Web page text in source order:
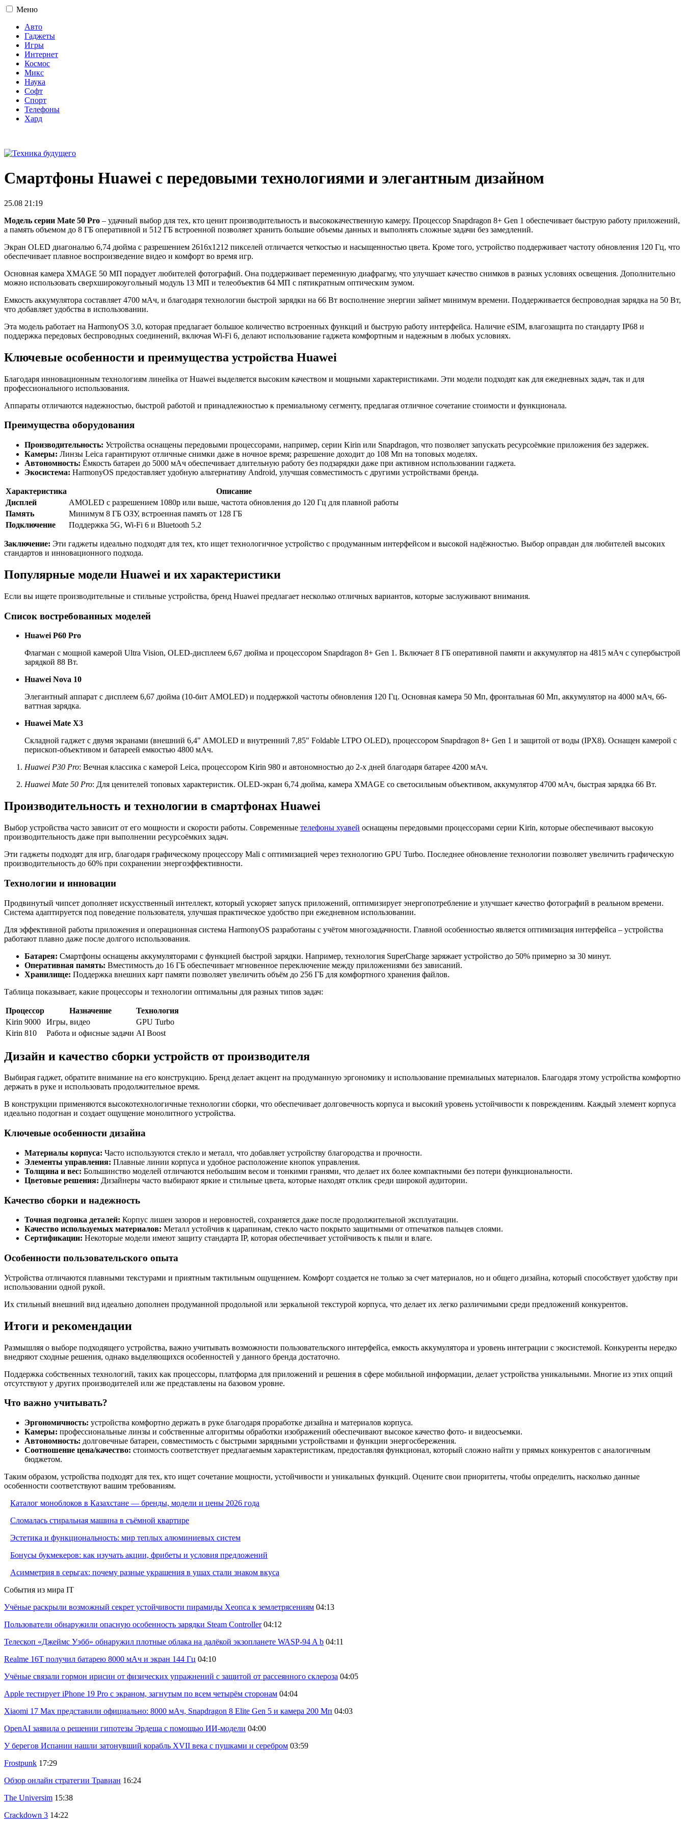
Меню
Авто
Гаджеты
Игры
Интернет
Космос
Микс
Наука
Софт
Спорт
Телефоны
Хард
Смартфоны Huawei с передовыми технологиями и элегантным дизайном
25.08 21:19
Модель серии Mate 50 Pro – удачный выбор для тех, кто ценит производительность и высококачественную камеру. Процессор Snapdragon 8+ Gen 1 обеспечивает быструю работу приложений,
а память объемом до 8 ГБ оперативной и 512 ГБ встроенной позволяет хранить большие объемы данных и выполнять сложные задачи без замедлений.
Экран OLED диагональю 6,74 дюйма с разрешением 2616x1212 пикселей отличается четкостью и насыщенностью цвета. Кроме того, устройство поддерживает частоту обновления 120 Гц, что
обеспечивает плавное воспроизведение видео и комфорт во время игр.
Основная камера XMAGE 50 МП порадует любителей фотографий. Она поддерживает переменную диафрагму, что улучшает качество снимков в разных условиях освещения. Дополнительно
можно использовать сверхширокоугольный модуль 13 МП и телеобъектив 64 МП с пятикратным оптическим зумом.
Емкость аккумулятора составляет 4700 мАч, и благодаря технологии быстрой зарядки на 66 Вт восполнение энергии займет минимум времени. Поддерживается беспроводная зарядка на 50 Вт,
что добавляет удобства в использовании.
Эта модель работает на HarmonyOS 3.0, которая предлагает большое количество встроенных функций и быструю работу интерфейса. Наличие eSIM, влагозащита по стандарту IP68 и
поддержка передовых беспроводных соединений, включая Wi-Fi 6, делают использование гаджета комфортным и надежным в любых условиях.
Ключевые особенности и преимущества устройства Huawei
Благодаря инновационным технологиям линейка от Huawei выделяется высоким качеством и мощными характеристиками. Эти модели подходят как для ежедневных задач, так и для
профессионального использования.
Аппараты отличаются надежностью, быстрой работой и принадлежностью к премиальному сегменту, предлагая отличное сочетание стоимости и функционала.
Преимущества оборудования
Производительность: Устройства оснащены передовыми процессорами, например, серии Kirin или Snapdragon, что позволяет запускать ресурсоёмкие приложения без задержек.
Камеры: Линзы Leica гарантируют отличные снимки даже в ночное время; разрешение доходит до 108 Мп на топовых моделях.
Автономность: Ёмкость батареи до 5000 мАч обеспечивает длительную работу без подзарядки даже при активном использовании гаджета.
Экосистема: HarmonyOS предоставляет удобную альтернативу Android, улучшая совместимость с другими устройствами бренда.
Характеристика
Описание
Дисплей
AMOLED с разрешением 1080p или выше, частота обновления до 120 Гц для плавной работы
Память
Минимум 8 ГБ ОЗУ, встроенная память от 128 ГБ
Подключение
Поддержка 5G, Wi-Fi 6 и Bluetooth 5.2
Заключение: Эти гаджеты идеально подходят для тех, кто ищет технологичное устройство с продуманным интерфейсом и высокой надёжностью. Выбор оправдан для любителей высоких
стандартов и инновационного подхода.
Популярные модели Huawei и их характеристики
Если вы ищете производительные и стильные устройства, бренд Huawei предлагает несколько отличных вариантов, которые заслуживают внимания.
Список востребованных моделей
Huawei P60 Pro
Флагман с мощной камерой Ultra Vision, OLED-дисплеем 6,67 дюйма и процессором Snapdragon 8+ Gen 1. Включает 8 ГБ оперативной памяти и аккумулятор на 4815 мАч с супербыстрой
зарядкой 88 Вт.
Huawei Nova 10
Элегантный аппарат с дисплеем 6,67 дюйма (10-бит AMOLED) и поддержкой частоты обновления 120 Гц. Основная камера 50 Мп, фронтальная 60 Мп, аккумулятор на 4000 мАч, 66-
ваттная зарядка.
Huawei Mate X3
Складной гаджет с двумя экранами (внешний 6,4" AMOLED и внутренний 7,85" Foldable LTPO OLED), процессором Snapdragon 8+ Gen 1 и защитой от воды (IPХ8). Оснащен камерой с
перископ-объективом и батареей емкостью 4800 мАч.
Huawei P30 Pro: Вечная классика с камерой Leica, процессором Kirin 980 и автономностью до 2-х дней благодаря батарее 4200 мАч.
Huawei Mate 50 Pro: Для ценителей топовых характеристик. OLED-экран 6,74 дюйма, камера XMAGE со светосильным объективом, аккумулятор 4700 мАч, быстрая зарядка 66 Вт.
Производительность и технологии в смартфонах Huawei
Выбор устройства часто зависит от его мощности и скорости работы. Современные телефоны хуавей оснащены передовыми процессорами серии Kirin, которые обеспечивают высокую
производительность даже при выполнении ресурсоёмких задач.
Эти гаджеты подходят для игр, благодаря графическому процессору Mali с оптимизацией через технологию GPU Turbo. Последнее обновление технологии позволяет увеличить графическую
производительность до 60% при сохранении энергоэффективности.
Технологии и инновации
Продвинутый чипсет дополняет искусственный интеллект, который ускоряет запуск приложений, оптимизирует энергопотребление и улучшает качество фотографий в реальном времени.
Система адаптируется под поведение пользователя, улучшая практическое удобство при ежедневном использовании.
Для эффективной работы приложения и операционная система HarmonyOS разработаны с учётом многозадачности. Главной особенностью является оптимизация интерфейса – устройства
работают плавно даже после долгого использования.
Батарея: Смартфоны оснащены аккумуляторами с функцией быстрой зарядки. Например, технология SuperCharge заряжает устройство до 50% примерно за 30 минут.
Оперативная память: Вместимость до 16 ГБ обеспечивает мгновенное переключение между приложениями без зависаний.
Хранилище: Поддержка внешних карт памяти позволяет увеличить объём до 256 ГБ для комфортного хранения файлов.
Таблица показывает, какие процессоры и технологии оптимальны для разных типов задач:
Процессор Назначение
Технология
Kirin 9000
Игры, видео
GPU Turbo
Kirin 810
Работа и офисные задачи AI Boost
Дизайн и качество сборки устройств от производителя
Выбирая гаджет, обратите внимание на его конструкцию. Бренд делает акцент на продуманную эргономику и использование премиальных материалов. Благодаря этому устройства комфортно
держать в руке и использовать продолжительное время.
В конструкции применяются высокотехнологичные технологии сборки, что обеспечивает долговечность корпуса и высокий уровень устойчивости к повреждениям. Каждый элемент корпуса
идеально подогнан и создает ощущение монолитного устройства.
Ключевые особенности дизайна
Материалы корпуса: Часто используются стекло и металл, что добавляет устройству благородства и прочности.
Элементы управления: Плавные линии корпуса и удобное расположение кнопок управления.
Толщина и вес: Большинство моделей отличаются небольшим весом и тонкими гранями, что делает их более компактными без потери функциональности.
Цветовые решения: Дизайнеры часто выбирают яркие и стильные цвета, которые находят отклик среди широкой аудитории.
Качество сборки и надежность
Точная подгонка деталей: Корпус лишен зазоров и неровностей, сохраняется даже после продолжительной эксплуатации.
Качество используемых материалов: Металл устойчив к царапинам, стекло часто покрыто защитными от отпечатков пальцев слоями.
Сертификации: Некоторые модели имеют защиту стандарта IP, которая обеспечивает устойчивость к пыли и влаге.
Особенности пользовательского опыта
Устройства отличаются плавными текстурами и приятным тактильным ощущением. Комфорт создается не только за счет материалов, но и общего дизайна, который способствует удобству при
использовании одной рукой.
Их стильный внешний вид идеально дополнен продуманной продольной или зеркальной текстурой корпуса, что делает их легко различимыми среди предложений конкурентов.
Итоги и рекомендации
Размышляя о выборе подходящего устройства, важно учитывать возможности пользовательского интерфейса, емкость аккумулятора и уровень интеграции с экосистемой. Конкуренты нередко
внедряют сходные решения, однако выделяющихся особенностей у данного бренда достаточно.
Поддержка собственных технологий, таких как процессоры, платформа для приложений и решения в сфере мобильной информации, делает устройства уникальными. Многие из этих опций
отсутствуют у других производителей или же представлены на базовом уровне.
Что важно учитывать?
Эргономичность: устройства комфортно держать в руке благодаря проработке дизайна и материалов корпуса.
Камеры: профессиональные линзы и собственные алгоритмы обработки изображений обеспечивают высокое качество фото- и видеосъемки.
Автономность: долговечные батареи, совместимость с быстрыми зарядными устройствами и функции энергосбережения.
Соотношение цена/качество: стоимость соответствует предлагаемым характеристикам, предоставляя функционал, который сложно найти у прямых конкурентов с аналогичным
бюджетом.
Таким образом, устройства подходят для тех, кто ищет сочетание мощности, устойчивости и уникальных функций. Оцените свои приоритеты, чтобы определить, насколько данные
особенности соответствуют вашим требованиям.
Каталог моноблоков в Казахстане — бренды, модели и цены 2026 года
Сломалась стиральная машина в съёмной квартире
Эстетика и функциональность: мир теплых алюминиевых систем
Бонусы букмекеров: как изучать акции, фрибеты и условия предложений
Асимметрия в серьгах: почему разные украшения в ушах стали знаком вкуса
События из мира IT
Учёные раскрыли возможный секрет устойчивости пирамиды Хеопса к землетрясениям 04:13
Пользователи обнаружили опасную особенность зарядки Steam Controller 04:12
Телескоп «Джеймс Уэбб» обнаружил плотные облака на далёкой экзопланете WASP-94 A b 04:11
Realme 16T получил батарею 8000 мАч и экран 144 Гц 04:10
Учёные связали гормон ирисин от физических упражнений с защитой от рассеянного склероза 04:05
Apple тестирует iPhone 19 Pro с экраном, загнутым по всем четырём сторонам 04:04
Xiaomi 17 Max представили официально: 8000 мАч, Snapdragon 8 Elite Gen 5 и камера 200 Мп 04:03
OpenAI заявила о решении гипотезы Эрдеша с помощью ИИ-модели 04:00
У берегов Испании нашли затонувший корабль XVII века с пушками и серебром 03:59
Frostpunk 17:29
Обзор онлайн стратегии Травиан 16:24
The Universim 15:38
Crackdown 3 14:22